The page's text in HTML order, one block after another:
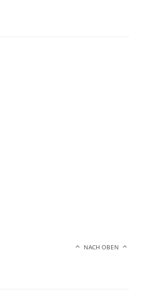
NACH OBEN